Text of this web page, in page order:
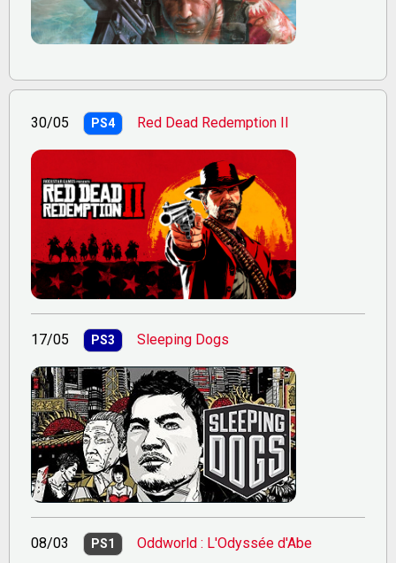
30/05 PS4 Red Dead Redemption II
17/05 PS3 Sleeping Dogs
08/03 PS1 Oddworld : L'Odyssée d'Abe